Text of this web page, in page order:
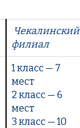
Чекалинский
филиал
1 класс — 7
мест
2 класс — 6
мест
3 класс — 10